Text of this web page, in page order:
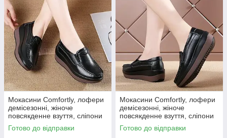
Мокасини Comfortly, лофери
демісезонні, жіноче
повсякденне взуття, сліпони
на платформі, туфлі на
танкетці чорні 37 р Код 00-
Готово до відправки
Мокасини Comfortly, лофери
демісезонні, жіноче
повсякденне взуття, сліпони
на платформі, туфлі на
танкетці чорні 41 р Код 00-
Готово до відправки